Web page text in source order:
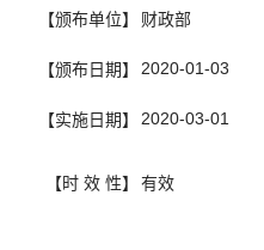
【颁布单位】 财政部
【颁布日期】 2020-01-03
【实施日期】 2020-03-01
【时 效 性】 有效